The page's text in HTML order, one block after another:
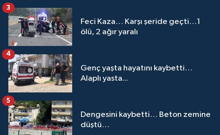
Feci Kaza… Karşı şeride geçti…1
ölü, 2 ağır yaralı
3
Genç yaşta hayatını kaybetti…
Alaplı yasta...
4
Dengesini kaybetti… Beton zemine
düştü…
5